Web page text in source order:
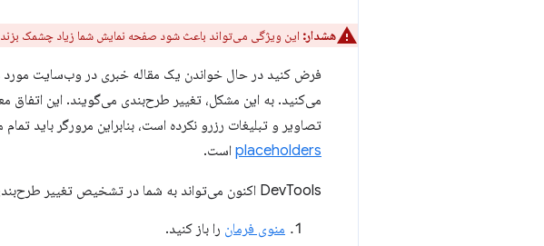
هشدار: این ویژگی می‌تواند باعث شود صفحه نمایش شما زیاد چشمک
فرض کنید در حال خواندن یک مقاله خبری در وب‌سایت مورد
می‌کنید. به این مشکل، تغییر طرح‌بندی می‌گویند. این اتفاق
تصاویر و تبلیغات رزرو نکرده است، بنابراین مرورگر باید
placeholders است.
DevTools اکنون می‌تواند به شما در تشخیص تغییر طرح‌بندی کمک کند:
منوی فرمان را باز کنید.